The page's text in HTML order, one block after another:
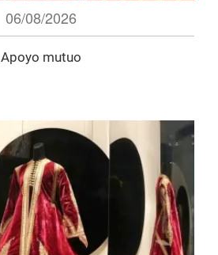
06/08/2026
Apoyo mutuo